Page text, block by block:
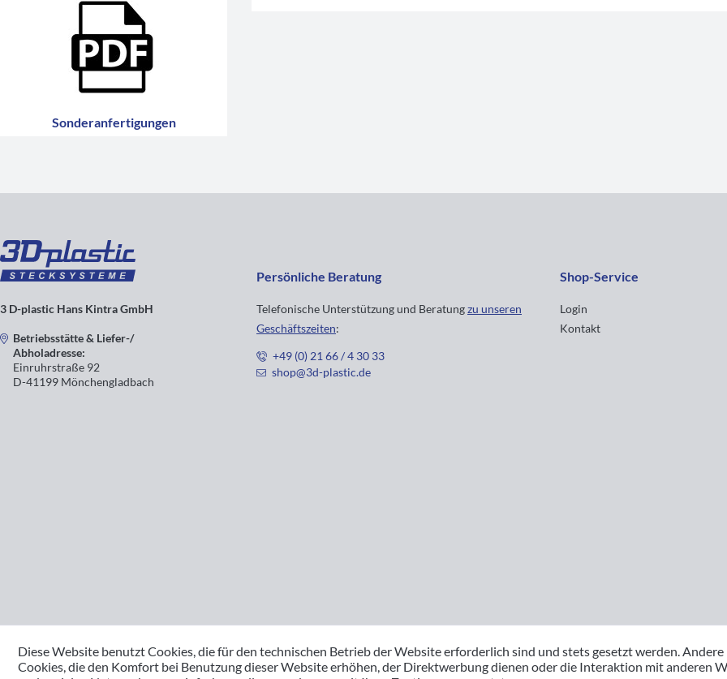
Sonderanfertigungen
3 D-plastic Hans Kintra GmbH
Betriebsstätte & Liefer-/
Abholadresse:
Einruhrstraße 92
D-41199 Mönchengladbach
Persönliche Beratung
Telefonische Unterstützung und Beratungzu unseren
Geschäftszeiten:
+49 (0) 21 66 / 4 30 33
shop@3d-plastic.de
Shop-Service
Login
Kontakt
Diese Website benutzt Cookies, die für den technischen Betrieb der Website erforderlich sind und stets gesetzt werden. Andere
Cookies, die den Komfort bei Benutzung dieser Website erhöhen, der Direktwerbung dienen oder die Interaktion mit anderen